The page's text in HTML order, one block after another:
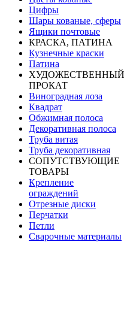
Цифры
Шары кованые, сферы
Ящики почтовые
КРАСКА, ПАТИНА
Кузнечные краски
Патина
ХУДОЖЕСТВЕННЫЙ
ПРОКАТ
Виноградная лоза
Квадрат
Обжимная полоса
Декоративная полоса
Труба витая
Труба декоративная
СОПУТСТВУЮЩИЕ
ТОВАРЫ
Крепление
ограждений
Отрезные диски
Перчатки
Петли
Сварочные материалы